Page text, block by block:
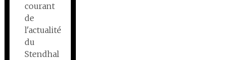
courant
de
l'actualité
du
Stendhal